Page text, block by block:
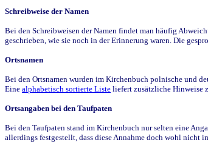
Schreibweise der Namen
Bei den Schreibweisen der Namen findet man häufig
geschrieben, wie sie noch in der Erinnerung waren. Die
Ortsnamen
Bei den Ortsnamen wurden im Kirchenbuch polnische und
Eine alphabetisch sortierte Liste liefert zusätzliche Hinweise
Ortsangaben bei den Taufpaten
Bei den Taufpaten stand im Kirchenbuch nur selten eine
allerdings festgestellt, dass diese Annahme doch wohl nicht